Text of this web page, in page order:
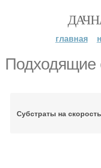
главная
Подходящие
Субстраты на скорость